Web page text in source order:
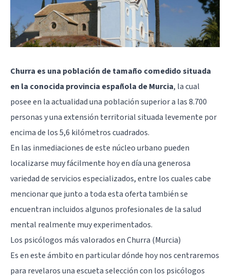
Churra es una población de tamaño comedido situada
en la conocida provincia española de Murcia, la cual
posee en la actualidad una población superior a las 8.700
personas y una extensión territorial situada levemente por
encima de los 5,6 kilómetros cuadrados.
En las inmediaciones de este núcleo urbano pueden
localizarse muy fácilmente hoy en día una generosa
variedad de servicios especializados, entre los cuales cabe
mencionar que junto a toda esta oferta también se
encuentran incluidos algunos profesionales de la salud
mental realmente muy experimentados.
Los psicólogos más valorados en Churra (Murcia)
Es en este ámbito en particular dónde hoy nos centraremos
para revelaros una escueta selección con los psicólogos